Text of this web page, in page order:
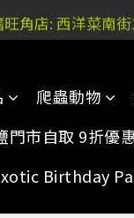
角店: 西洋菜南
角店: 西洋菜南
角店: 西洋菜南街
爬蟲動物
市自取 9折優
Birthday